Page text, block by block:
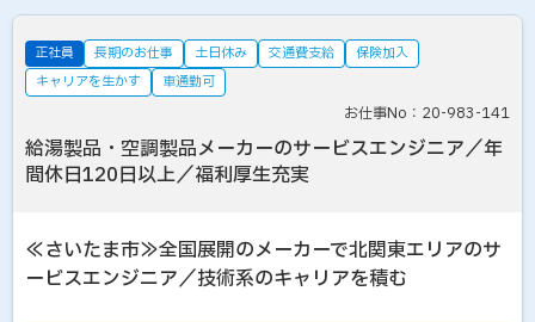
正社員 長期のお仕事 土日休み 交通費支給
保険加入
キャリアを生かす
車通勤可
お仕事No：20-983-141
給湯製品・空調製品メーカーのサービスエンジニア／年
間休日120日以上／福利厚生充実
≪さいたま市≫全国展開のメーカーで北関東エリアのサ
ービスエンジニア／技術系のキャリアを積む